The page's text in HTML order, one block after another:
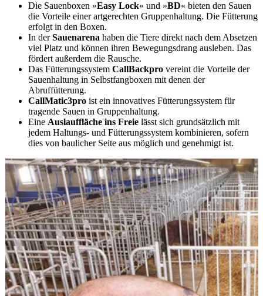
Die Sauenboxen »Easy Lock« und »BD« bieten den Sauen
die Vorteile einer artgerechten Gruppenhaltung. Die Fütterung
erfolgt in den Boxen.
In derSauenarena haben die Tiere direkt nach dem Absetzen
viel Platz und können ihren Bewegungsdrang ausleben. Das
fördert außerdem die Rausche.
Das Fütterungssystem CallBackpro vereint die Vorteile der
Sauenhaltung in Selbstfangboxen mit denen der
Abruffütterung.
CallMatic3pro ist ein innovatives Fütterungssystem für
tragende Sauen in Gruppenhaltung.
Eine Auslauffläche ins Freie lässt sich grundsätzlich mit
jedem Haltungs- und Fütterungssystem kombinieren, sofern
dies von baulicher Seite aus möglich und genehmigt ist.